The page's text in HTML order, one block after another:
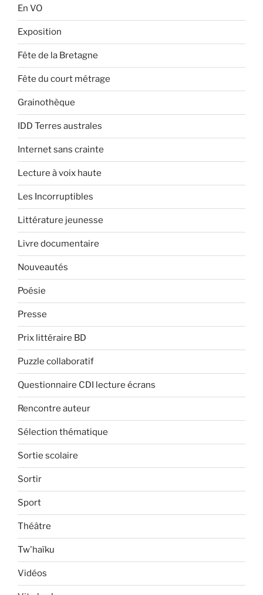
En VO
Exposition
Fête de la Bretagne
Fête du court métrage
Grainothèque
IDD Terres australes
Internet sans crainte
Lecture à voix haute
Les Incorruptibles
Littérature jeunesse
Livre documentaire
Nouveautés
Poésie
Presse
Prix littéraire BD
Puzzle collaboratif
Questionnaire CDI lecture écrans
Rencontre auteur
Sélection thématique
Sortie scolaire
Sortir
Sport
Théâtre
Tw'haïku
Vidéos